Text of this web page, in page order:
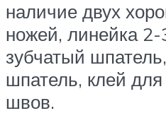
наличие двух
ножей, линейка
зубчатый
шпатель, клей
швов.